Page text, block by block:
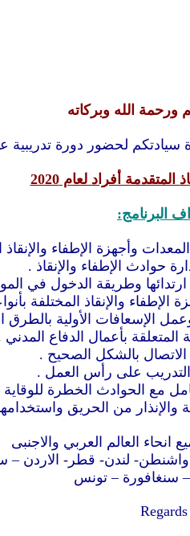
ورحمة الله وبركاته
لحضور دورة تدريبية
المتقدمة أفراد لعام 2020
البرنامج:
وأجهزة الإطفاء والإنقاذ
حوادث الإطفاء والإنقاذ .
وطريقة الدخول في
والإنقاذ المختلفة
الإسعافات الأولية بالطرق
بأعمال الدفاع المدني
بالشكل الصحيح .
التدريب على رأس العمل .
مع الحوادث الخطرة
والإنذار من الحريق
انحاء العالم العربي والاجنبى
لندن- قطر- الاردن –
سنغافورة – تونس
Regards